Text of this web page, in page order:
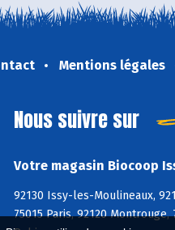
Mentions légales
Nous suivre sur
Votre magasin Biocoop
92130 Issy-les-Moulineaux,
75015 Paris, 92120